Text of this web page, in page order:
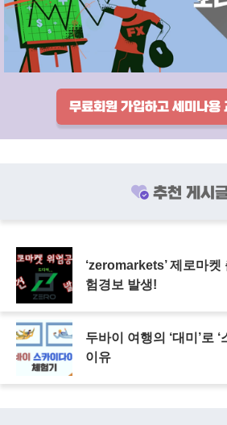
무료회원 가입하고 세미나용
추천 게시
‘zeromarkets’ 제로마켓
험경보 발생!
두바이 여행의 ‘대미’로
이유